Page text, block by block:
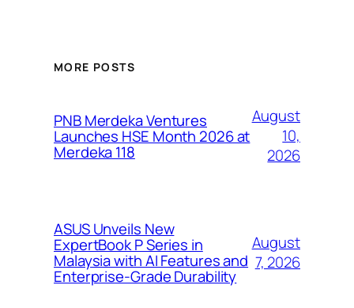
MORE POSTS
PNB Merdeka Ventures
Launches HSE Month 2026 at
Merdeka 118
August
10,
2026
ASUS Unveils New
ExpertBook P Series in
Malaysia with AI Features and
Enterprise-Grade Durability
August
7, 2026